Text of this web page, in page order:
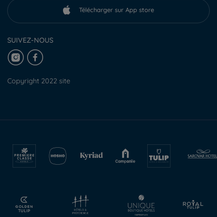
Télécharger sur App store
SUIVEZ-NOUS
Copyright 2022 site